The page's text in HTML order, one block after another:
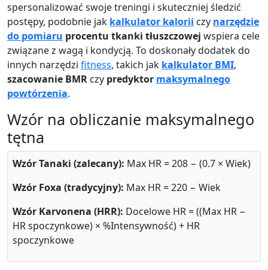
spersonalizować swoje treningi i skuteczniej śledzić
postępy, podobnie jak kalkulator kalorii czy narzędzie
do pomiaru procentu tkanki tłuszczowej wspiera cele
związane z wagą i kondycją. To doskonały dodatek do
innych narzędzi fitness, takich jak kalkulator BMI,
szacowanie BMR czy predyktor maksymalnego
powtórzenia.
Wzór na obliczanie maksymalnego
tętna
Wzór Tanaki (zalecany): Max HR = 208 − (0.7 × Wiek)
Wzór Foxa (tradycyjny): Max HR = 220 − Wiek
Wzór Karvonena (HRR): Docelowe HR = ((Max HR −
HR spoczynkowe) × %Intensywność) + HR
spoczynkowe